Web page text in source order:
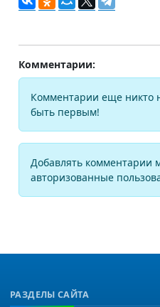
Комментарии:
Комментарии еще никто
быть первым!
Добавлять комментарии
авторизованные
РАЗДЕЛЫ САЙТА